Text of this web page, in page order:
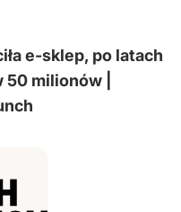
e-sklep, po latach
milionów |